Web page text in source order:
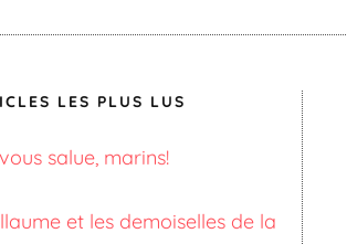
LES PLUS LUS
salue, marins!
et les demoiselles de la